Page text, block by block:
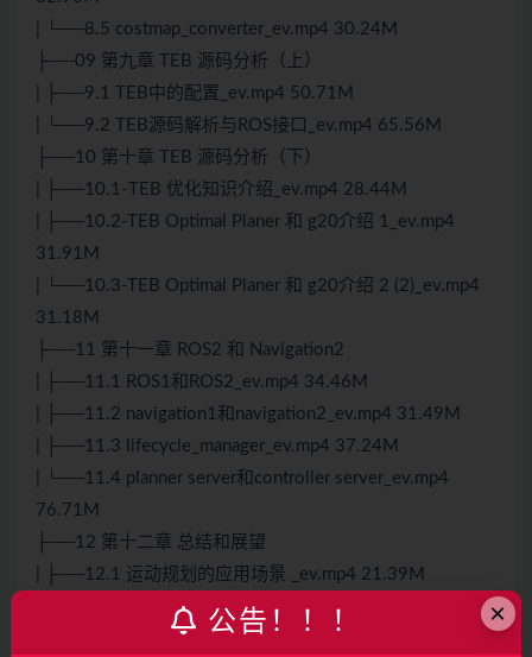
| └──8.5 costmap_converter_ev.mp4 30.24M
├──09 第九章 TEB 源码分析（上）
| ├──9.1 TEB中的配置_ev.mp4 50.71M
| └──9.2 TEB源码解析与ROS接口_ev.mp4 65.56M
├──10 第十章 TEB 源码分析（下）
| ├──10.1-TEB 优化知识介绍_ev.mp4 28.44M
| ├──10.2-TEB Optimal Planer 和 g20介绍 1_ev.mp4
31.91M
| └──10.3-TEB Optimal Planer 和 g20介绍 2 (2)_ev.mp4
31.18M
├──11 第十一章 ROS2 和 Navigation2
| ├──11.1 ROS1和ROS2_ev.mp4 34.46M
| ├──11.2 navigation1和navigation2_ev.mp4 31.49M
| ├──11.3 lifecycle_manager_ev.mp4 37.24M
| └──11.4 planner server和controller server_ev.mp4
76.71M
├──12 第十二章 总结和展望
| ├──12.1 运动规划的应用场景 _ev.mp4 21.39M
| ├──12.2 自动驾驶平台介绍_ev.mp4 34.38M
| ├──12.3 其他的规划算法_ev.mp4 48.12M
×
公告！！！